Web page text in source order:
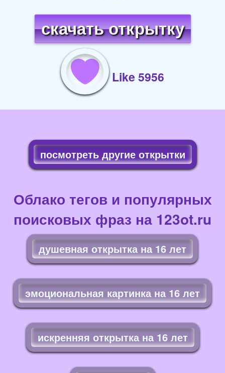
скачать открытку
Like 5956
посмотреть другие открытки
Облако тегов и популярных
поисковых фраз на 123ot.ru
душевная открытка на 16 лет
эмоциональная картинка на 16 лет
искренняя открытка на 16 лет